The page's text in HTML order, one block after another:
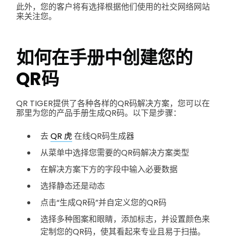
此外，您的客户将有选择根据他们使用的社交网络网站
来关注您。
如何在手册中创建您的
QR码
QR TIGER提供了各种各样的QR码解决方案，您可以在
那里为您的产品手册生成QR码。以下是步骤：
去QR 虎 在线QR码生成器
从菜单中选择您需要的QR码解决方案类型
在解决方案下方的字段中输入必要数据
选择静态还是动态
点击“生成QR码”并自定义您的QR码
选择多种图案和眼睛，添加标志，并设置颜色来
定制您的QR码，使其看起来专业且易于扫描。